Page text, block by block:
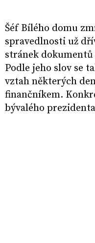
Šéf Bílého domu
spravedlnosti už
stránek
Podle jeho slov se
vztah některých
finančníkem.
bývalého